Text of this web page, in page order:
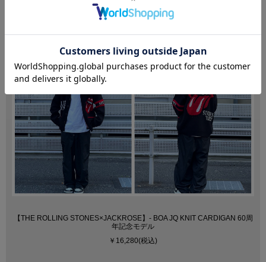
【THE ROLLING STONES×JACKROSE】- BOA JQ KNIT CARDIGAN 60周
年記念モデル
￥16,280(税込)